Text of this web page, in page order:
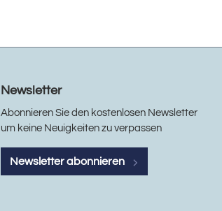
Newsletter
Abonnieren Sie den kostenlosen Newsletter
um keine Neuigkeiten zu verpassen
Newsletter abonnieren